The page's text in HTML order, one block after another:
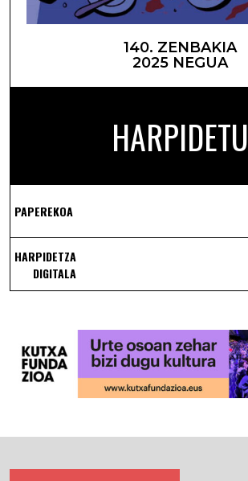
140. ZENBAKIA
2025 NEGUA
HARPIDETU
PAPEREKOA
HARPIDETZA
DIGITALA